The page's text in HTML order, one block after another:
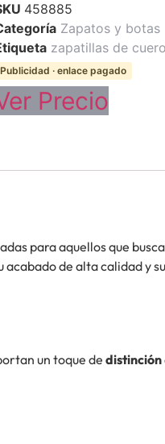
458885
Zapatos y botas
zapatillas de cuero
Publicidad · enlace pagado
Precio
para aquellos que
de alta calidad y
un toque de distinción